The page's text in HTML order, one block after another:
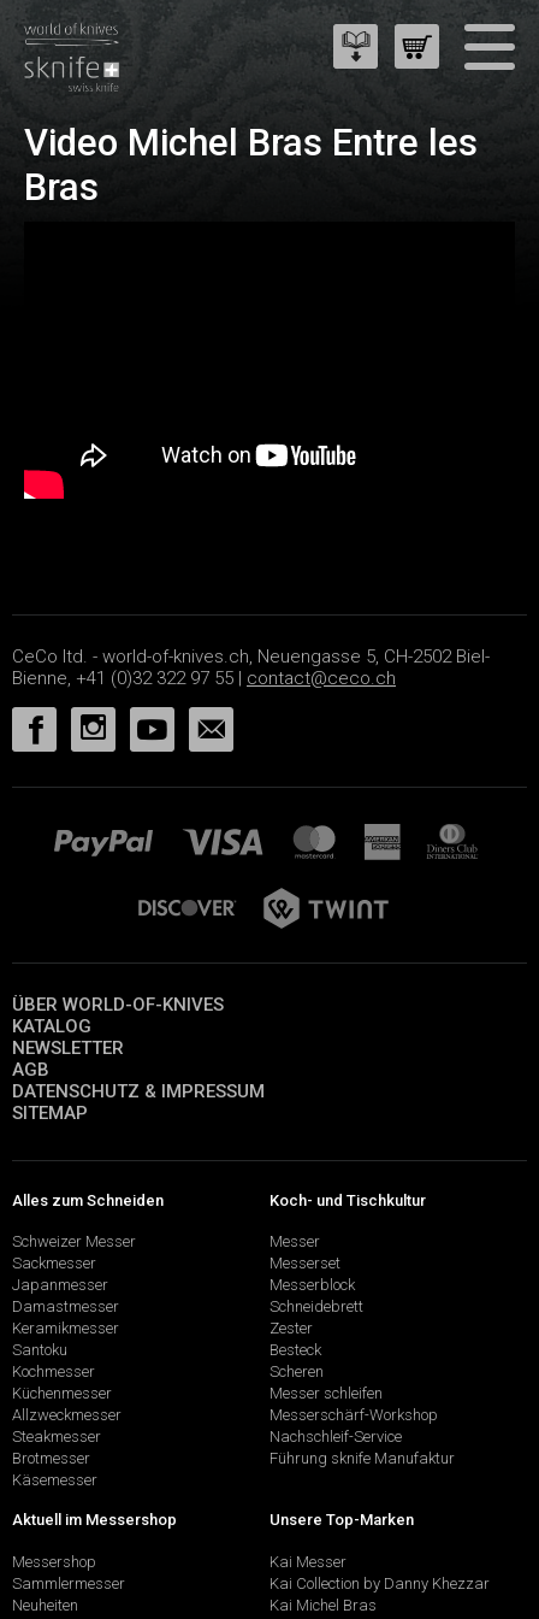
Video Michel Bras Entre les
Bras
CeCo ltd. - world-of-knives.ch, Neuengasse 5, CH-2502 Biel-
Bienne, +41 (0)32 322 97 55 | contact@ceco.ch
ÜBER WORLD-OF-KNIVES
KATALOG
NEWSLETTER
AGB
DATENSCHUTZ & IMPRESSUM
SITEMAP
Alles zum Schneiden
Schweizer Messer
Sackmesser
Japanmesser
Damastmesser
Keramikmesser
Santoku
Kochmesser
Küchenmesser
Allzweckmesser
Steakmesser
Brotmesser
Käsemesser
Koch- und Tischkultur
Messer
Messerset
Messerblock
Schneidebrett
Zester
Besteck
Scheren
Messer schleifen
Messerschärf-Workshop
Nachschleif-Service
Führung sknife Manufaktur
Aktuell im Messershop
Messershop
Sammlermesser
Neuheiten
Unsere Top-Marken
Kai Messer
Kai Collection by Danny Khezzar
Kai Michel Bras